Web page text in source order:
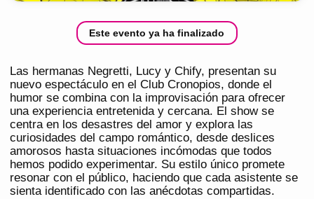
Este evento ya ha finalizado
Las hermanas Negretti, Lucy y Chify, presentan su
nuevo espectáculo en el Club Cronopios, donde el
humor se combina con la improvisación para ofrecer
una experiencia entretenida y cercana. El show se
centra en los desastres del amor y explora las
curiosidades del campo romántico, desde deslices
amorosos hasta situaciones incómodas que todos
hemos podido experimentar. Su estilo único promete
resonar con el público, haciendo que cada asistente se
sienta identificado con las anécdotas compartidas.